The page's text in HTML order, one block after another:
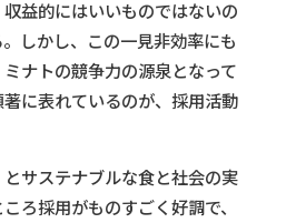
収益的にはいいものではないの
しかし、この一見非効率にも
ナトの競争力の源泉となって
に表れているのが、採用活動
とサステナブルな食と社会の実
ろ採用がものすごく好調で、